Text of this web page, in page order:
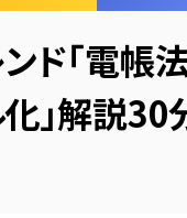
ド「電帳法
」解説30